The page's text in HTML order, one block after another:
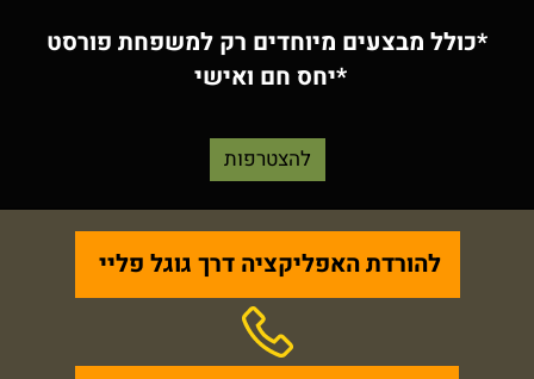
*כולל מבצעים מיוחדים רק למשפחת פורסט
*יחס חם ואישי
להצטרפות
להורדתהאפליקציה דרך גוגל פליי